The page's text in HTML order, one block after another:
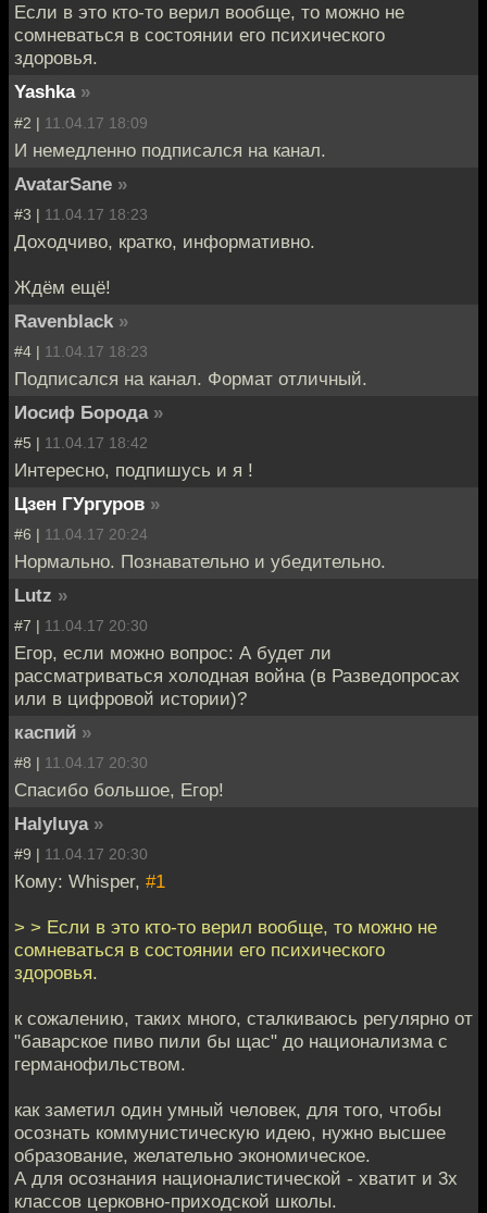
Если в это кто-то верил вообще, то можно не
сомневаться в состоянии его психического
здоровья.
Yashka »
#2 | 11.04.17 18:09
И немедленно подписался на канал.
AvatarSane »
#3 | 11.04.17 18:23
Доходчиво, кратко, информативно.
Ждём ещё!
Ravenblack »
#4 | 11.04.17 18:23
Подписался на канал. Формат отличный.
Иосиф Борода »
#5 | 11.04.17 18:42
Интересно, подпишусь и я !
Цзен ГУргуров »
#6 | 11.04.17 20:24
Нормально. Познавательно и убедительно.
Lutz »
#7 | 11.04.17 20:30
Егор, если можно вопрос: А будет ли
рассматриваться холодная война (в Разведопросах
или в цифровой истории)?
каспий »
#8 | 11.04.17 20:30
Спасибо большое, Егор!
Halyluya »
#9 | 11.04.17 20:30
Кому: Whisper, #1
> > Если в это кто-то верил вообще, то можно не
сомневаться в состоянии его психического
здоровья.
к сожалению, таких много, сталкиваюсь регулярно от
"баварское пиво пили бы щас" до национализма с
германофильством.
как заметил один умный человек, для того, чтобы
осознать коммунистическую идею, нужно высшее
образование, желательно экономическое.
А для осознания националистической - хватит и 3х
классов церковно-приходской школы.